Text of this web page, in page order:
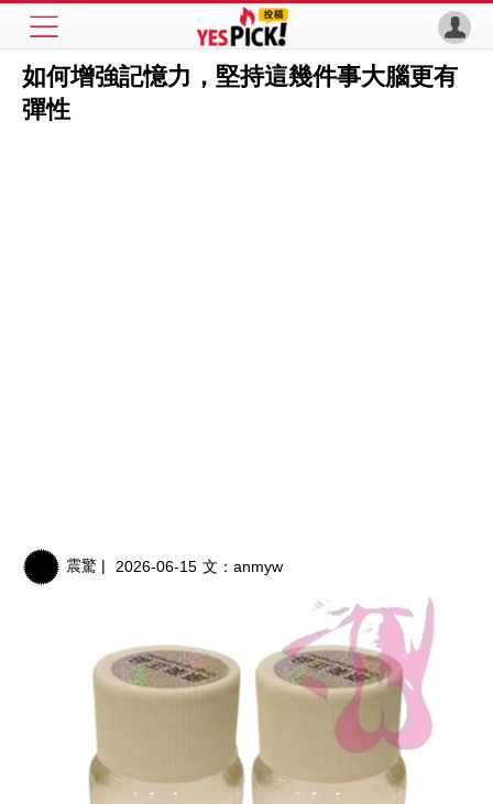
如何增強記憶力，堅持這幾件事大腦更有
彈性
震驚 | 2026-06-15 文： anmyw